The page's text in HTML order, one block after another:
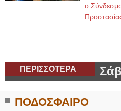
ο
ΠΕΡΙΣΣΟΤΕΡΑ
ΠΟΔΟΣΦΑΙΡΟ